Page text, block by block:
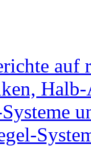
auf
Halb-